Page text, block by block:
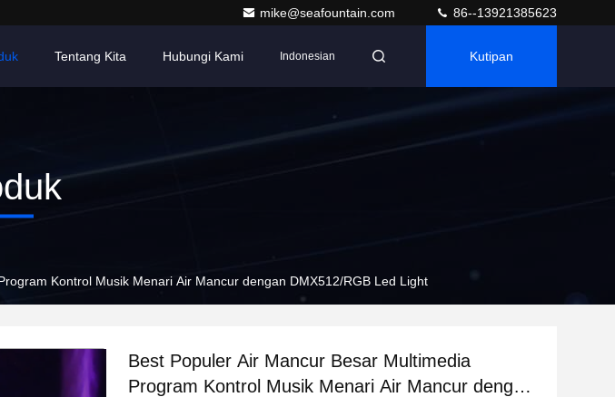
mike@seafountain.com 86--13921385623
Tentang Kita Hubungi Kami Indonesian Kutipan
Kontrol Musik Menari Air Mancur dengan DMX512/RGB Led Light
Best Populer Air Mancur Besar Multimedia
Program Kontrol Musik Menari Air Mancur dengan